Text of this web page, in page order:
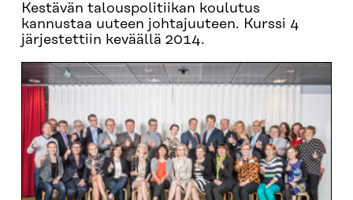
Kestävän talouspolitiikan koulutus
kannustaa uuteen johtajuuteen. Kurssi 4
järjestettiin keväällä 2014.